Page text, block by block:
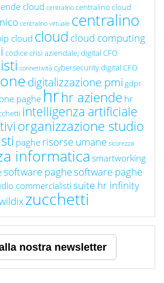
cloud centralino centralino cloud
centralino virtuale centralino
cloud cloud cloud computing
codice crisi aziendale; digital CFO
connettività cybersecuritydigital CFO
digitalizzazione pmi gdpr
paghe hrhr aziende hr
intelligenza artificiale
organizzazione studio
paghe risorse umane sicurezza
informaticasmartworking
software paghesoftware paghe
commercialisti suite hr infinity
zucchetti
nostra newsletter